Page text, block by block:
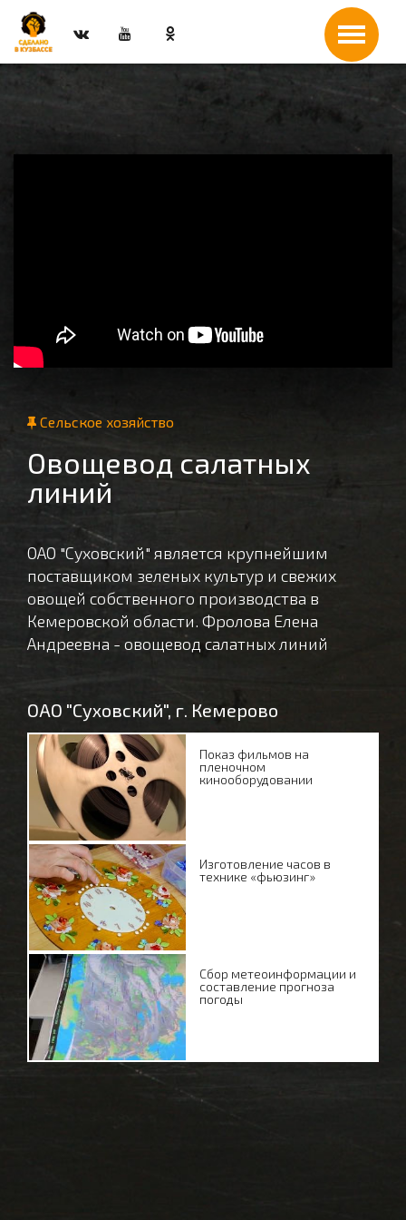
Сельское хозяйство
Овощевод салатных
линий
ОАО "Суховский" является крупнейшим
поставщиком зеленых культур и свежих
овощей собственного производства в
Кемеровской области. Фролова Елена
Андреевна - овощевод салатных линий
ОАО "Суховский", г. Кемерово
Показ фильмов на
пленочном
кинооборудовании
Изготовление часов в
технике «фьюзинг»
Сбор метеоинформации и
составление прогноза
погоды